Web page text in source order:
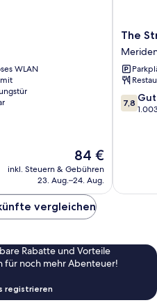
WLAN
Der
Preis
beträgt
84 €
inkl. Steuern & Gebühren
23. Aug.–24. Aug.
The
Bank
Meriden
The
7.8
von
7,8 Gut
vergleichen
Rabatte und Vorteile
für noch mehr Abenteuer!
registrieren